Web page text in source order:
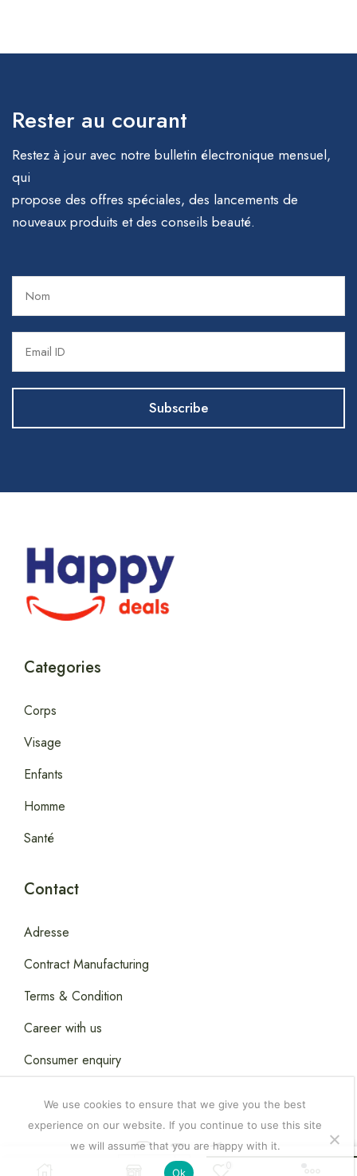
Rester au courant
Restez à jour avec notre bulletin électronique mensuel,
qui
propose des offres spéciales, des lancements de
nouveaux produits et des conseils beauté.
Categories
Corps
Visage
Enfants
Homme
Santé
Contact
Adresse
Contract Manufacturing
Terms & Condition
Career with us
Consumer enquiry
Copyright © 2026Happydealsdakar
We use cookies to ensure that we give you the best
experience on our website. If you continue to use this site
we will assume that you are happy with it.
Ok